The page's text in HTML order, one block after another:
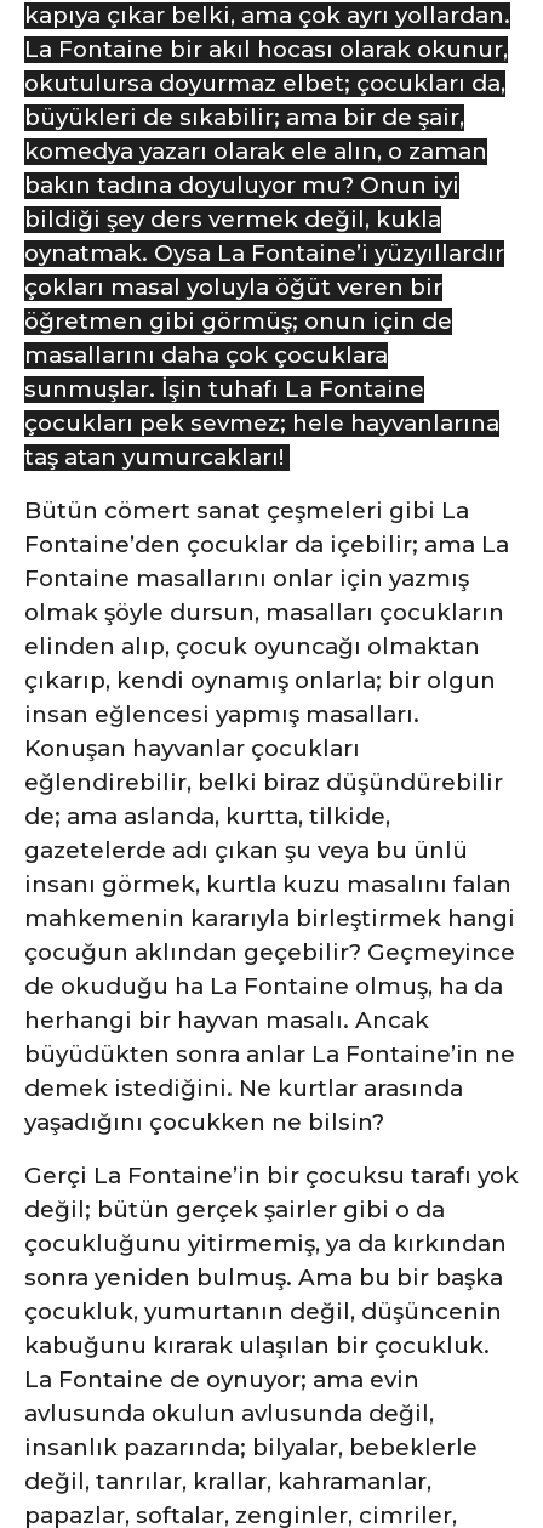
kapıya çıkar belki, ama çok ayrı yollardan.
La Fontaine bir akıl hocası olarak okunur,
okutulursa doyurmaz elbet; çocukları da,
büyükleri de sıkabilir; ama bir de şair,
komedya yazarı olarak ele alın, o zaman
bakın tadına doyuluyor mu? Onun iyi
bildiği şey ders vermek değil, kukla
oynatmak. Oysa La Fontaine’i yüzyıllardır
çokları masal yoluyla öğüt veren bir
öğretmen gibi görmüş; onun için de
masallarını daha çok çocuklara
sunmuşlar. İşin tuhafı La Fontaine
çocukları pek sevmez; hele hayvanlarına
taş atan yumurcakları!
Bütün cömert sanat çeşmeleri gibi La
Fontaine’den çocuklar da içebilir; ama La
Fontaine masallarını onlar için yazmış
olmak şöyle dursun, masalları çocukların
elinden alıp, çocuk oyuncağı olmaktan
çıkarıp, kendi oynamış onlarla; bir olgun
insan eğlencesi yapmış masalları.
Konuşan hayvanlar çocukları
eğlendirebilir, belki biraz düşündürebilir
de; ama aslanda, kurtta, tilkide,
gazetelerde adı çıkan şu veya bu ünlü
insanı görmek, kurtla kuzu masalını falan
mahkemenin kararıyla birleştirmek hangi
çocuğun aklından geçebilir? Geçmeyince
de okuduğu ha La Fontaine olmuş, ha da
herhangi bir hayvan masalı. Ancak
büyüdükten sonra anlar La Fontaine’in ne
demek istediğini. Ne kurtlar arasında
yaşadığını çocukken ne bilsin?
Gerçi La Fontaine’in bir çocuksu tarafı yok
değil; bütün gerçek şairler gibi o da
çocukluğunu yitirmemiş, ya da kırkından
sonra yeniden bulmuş. Ama bu bir başka
çocukluk, yumurtanın değil, düşüncenin
kabuğunu kırarak ulaşılan bir çocukluk.
La Fontaine de oynuyor; ama evin
avlusunda okulun avlusunda değil,
insanlık pazarında; bilyalar, bebeklerle
değil, tanrılar, krallar, kahramanlar,
papazlar, softalar, zenginler, cimriler,